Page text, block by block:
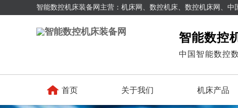
智能数控机床装备网主营：机床网、数控机床、数控机床网、中
智能数控
中国智能数控
 首页 关于我们 机床产品